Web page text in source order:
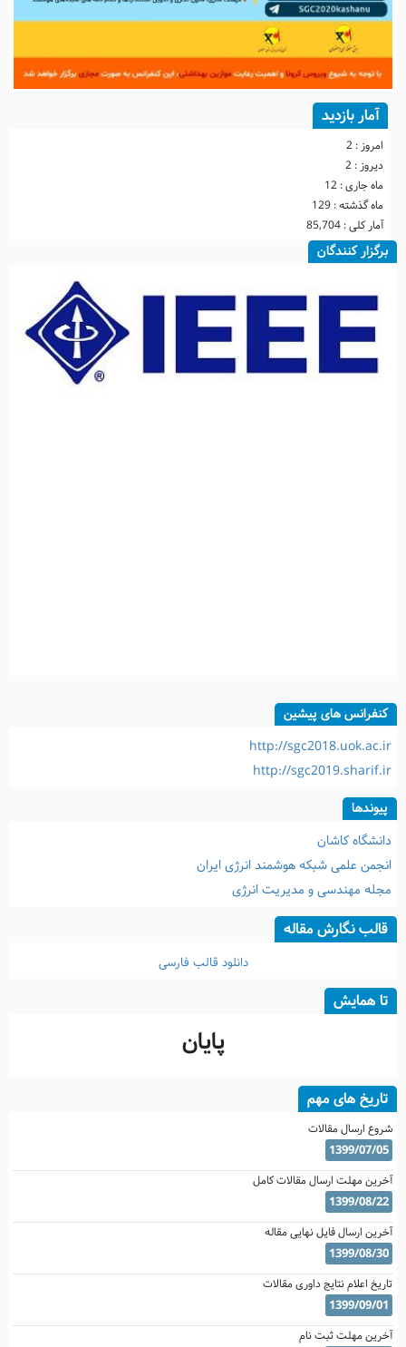
آمار بازدید
امروز : 2
دیروز : 2
ماه جاری : 12
ماه گذشته : 129
آمار کلی : 85,704
برگزار کنندگان
کنفرانس های پیشین
http://sgc2018.uok.ac.ir
http://sgc2019.sharif.ir
پیوندها
دانشگاه کاشان
انجمن علمی شبکه هوشمند انرژی ایران
مجله مهندسی و مدیریت انرژی
قالب نگارش مقاله
دانلود قالب فارسی
تا همایش
پایان
تاریخ های مهم
شروع ارسال مقالات
1399/07/05
آخرین مهلت ارسال مقالات کامل
1399/08/22
آخرین ارسال فایل نهایی مقاله
1399/08/30
تاریخ اعلام نتایج داوری مقالات
1399/09/01
آخرین مهلت ثبت نام